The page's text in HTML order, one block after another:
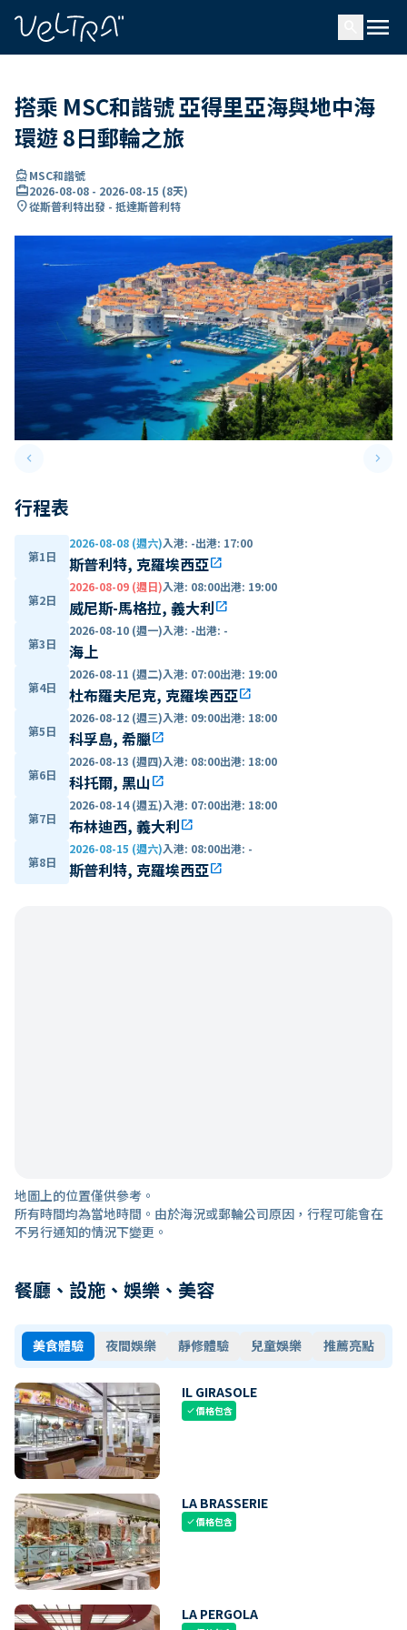
menu
搭乘 MSC和諧號 亞得里亞海與地中海
環遊 8日郵輪之旅
directions_boatMSC和諧號
card_travel2026-08-08 - 2026-08-15 (8天)
location_on從斯普利特出發 - 抵達斯普利特
keyboard_arrow_leftPrevious slide keyboard_arrow_right
行程表
第1日
2026-08-08 (週六)入港: -出港: 17:00
斯普利特, 克羅埃西亞open_in_new
第2日
2026-08-09 (週日)入港: 08:00出港: 19:00
威尼斯-馬格拉, 義大利open_in_new
第3日
2026-08-10 (週一)入港: -出港: -
海上
第4日
2026-08-11 (週二)入港: 07:00出港: 19:00
杜布羅夫尼克, 克羅埃西亞open_in_new
第5日
2026-08-12 (週三)入港: 09:00出港: 18:00
科孚島, 希臘open_in_new
第6日
2026-08-13 (週四)入港: 08:00出港: 18:00
科托爾, 黑山 open_in_new
第7日
2026-08-14 (週五)入港: 07:00出港: 18:00
布林迪西, 義大利open_in_new
第8日
2026-08-15 (週六)入港: 08:00出港: -
斯普利特, 克羅埃西亞open_in_new
地圖上的位置僅供參考。
所有時間均為當地時間。由於海況或郵輪公司原因，行程可能會在
不另行通知的情況下變更。
餐廳、設施、娛樂、美容
美食體驗 夜間娛樂 靜修體驗 兒童娛樂 推薦亮點
IL GIRASOLE
check價格包含
LA BRASSERIE
check價格包含
LA PERGOLA